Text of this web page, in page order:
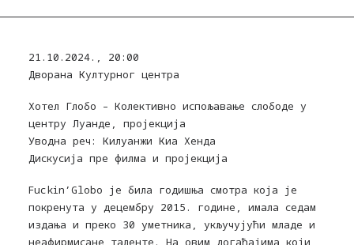
21.10.2024., 20:00
Дворана Културног центра
Хотел Глобо – Колективно испољавање слободе у
центру Луанде, пројекција
Уводна реч: Килуанжи Киа Хенда
Дискусија пре филма и пројекција
Fuckin’Globo је била годишња смотра која је
покренута у децембру 2015. године, имала седам
издања и преко 30 уметника, укључујући младе и
неафирмисане таленте. На овим догађајима који